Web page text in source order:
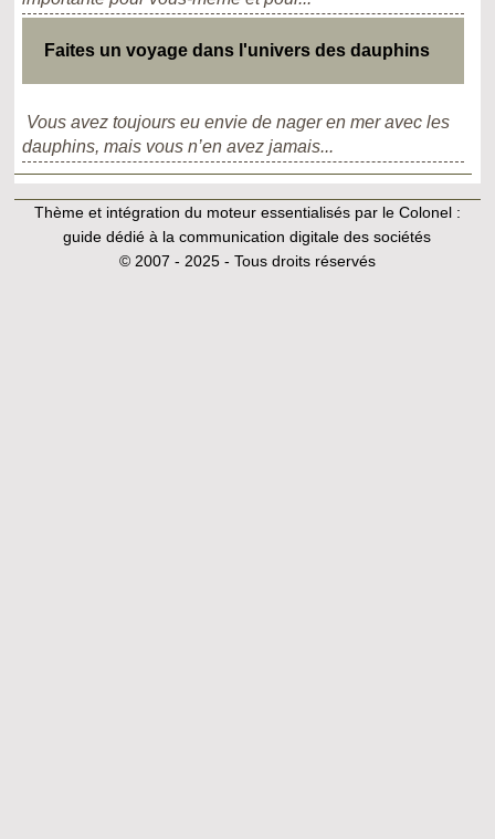
Faites un voyage dans l'univers des dauphins
Vous avez toujours eu envie de nager en mer avec les
dauphins, mais vous n’en avez jamais...
Thème et intégration du moteur essentialisés par le Colonel :
guide dédié à la communication digitale des sociétés
© 2007 - 2025 - Tous droits réservés